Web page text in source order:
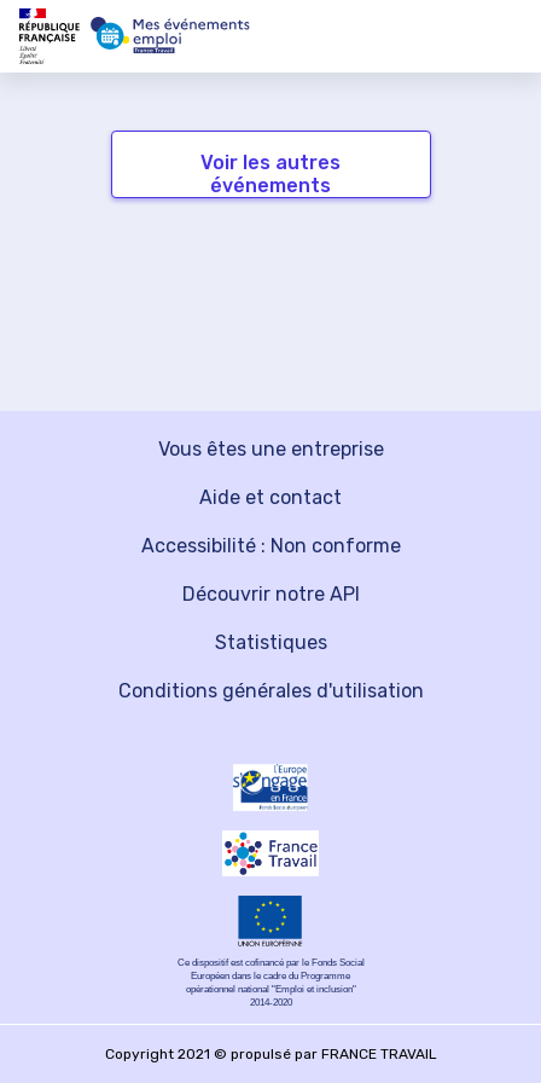
Voir les autres
événements
Vous êtes une entreprise
Découvrir notre API
Aide et contact
Statistiques
Accessibilité : Non conforme
Conditions générales d'utilisation
Ce dispositif est cofinancé par le Fonds Social
Européen dans le cadre du Programme
opérationnel national "Emploi et inclusion"
2014-2020
Copyright 2021 © propulsé par FRANCE TRAVAIL